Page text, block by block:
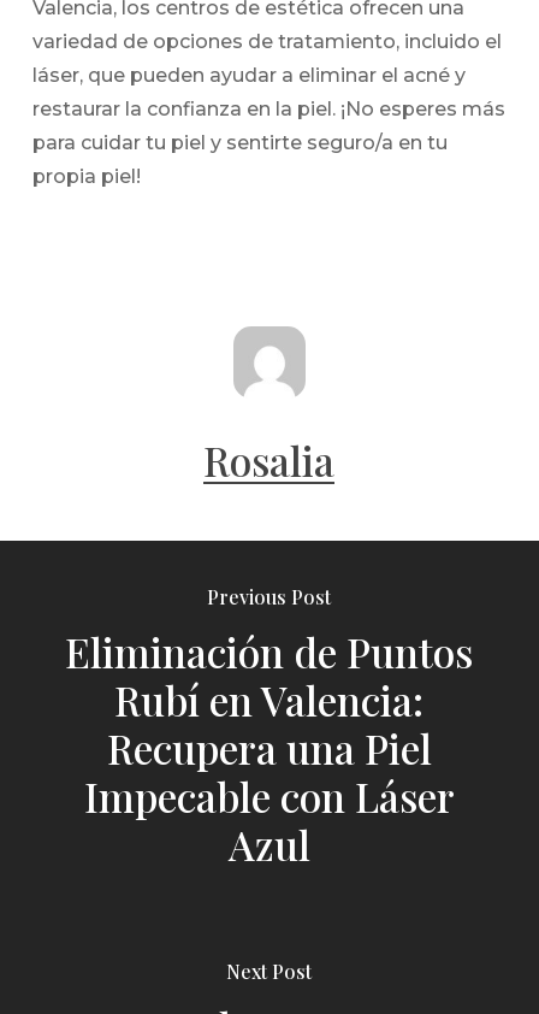
Valencia, los centros de estética ofrecen una
variedad de opciones de tratamiento, incluido el
láser, que pueden ayudar a eliminar el acné y
restaurar la confianza en la piel. ¡No esperes más
para cuidar tu piel y sentirte seguro/a en tu
propia piel!
Rosalia
Previous Post
Eliminación de Puntos
Rubí en Valencia:
Recupera una Piel
Impecable con Láser
Azul
Next Post